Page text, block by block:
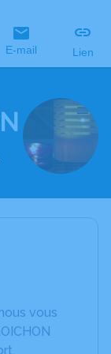
E-mail Lien
vous